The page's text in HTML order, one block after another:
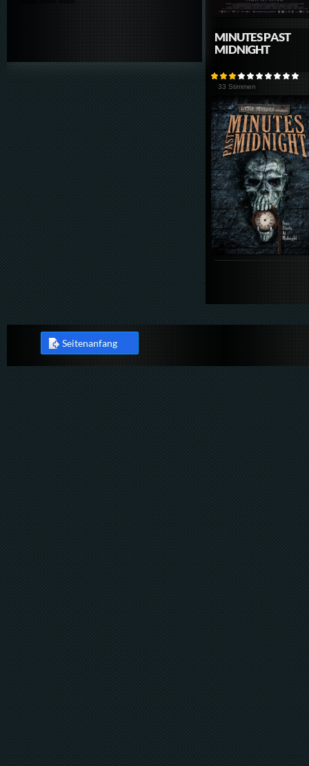
MINUTES PAST
MIDNIGHT
33 Stimmen
Seitenanfang